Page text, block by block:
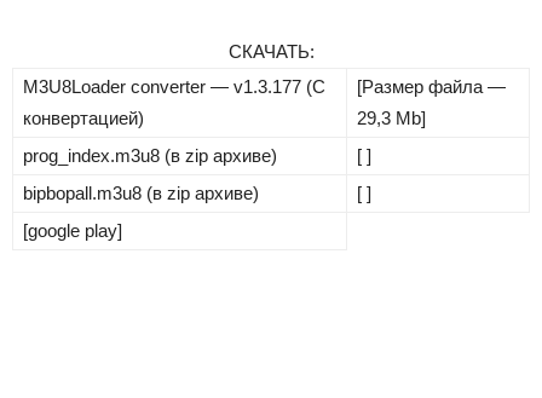
СКАЧАТЬ:
M3U8Loader converter — v1.3.177 (С
конвертацией)
[Размер файла —
29,3 Mb]
prog_index.m3u8 (в zip архиве)
[ ]
bipbopall.m3u8 (в zip архиве)
[ ]
[google play]